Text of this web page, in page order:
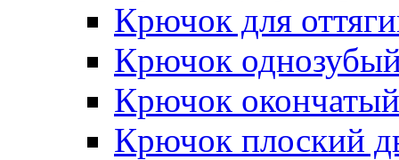
Крючок для
Крючок
Крючок окончатый
Крючок плоский